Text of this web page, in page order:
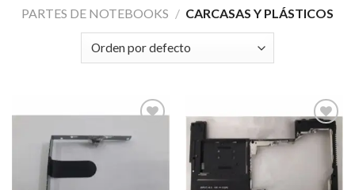
PARTES DE NOTEBOOKS / CARCASAS Y PLÁSTICOS
Agregar
Agregar
Favoritos